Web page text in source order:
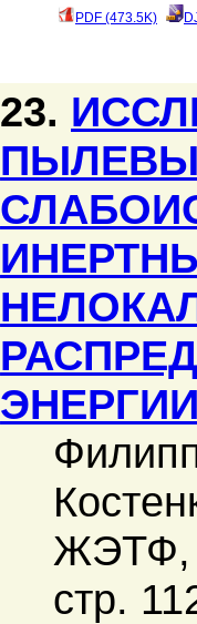
PDF (473.5K)
23.
ЖЭТФ,
стр.